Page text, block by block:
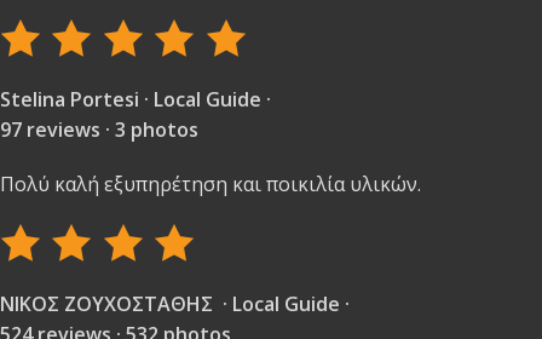
Stelina Portesi · Local Guide ·
97 reviews · 3 photos
Πολύ καλή εξυπηρέτηση και ποικιλία υλικών.
ΝΙΚΟΣ ΖΟΥΧΟΣΤΑΘΗΣ · Local Guide ·